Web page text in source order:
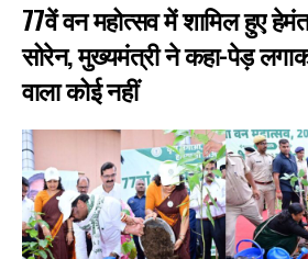
77वें वन महोत्सव में शामिल हुए
सोरेन, मुख्यमंत्री ने कहा-पेड़
वाला कोई नहीं